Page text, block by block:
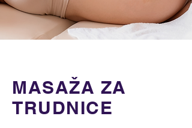
MASAŽA ZA
TRUDNICE